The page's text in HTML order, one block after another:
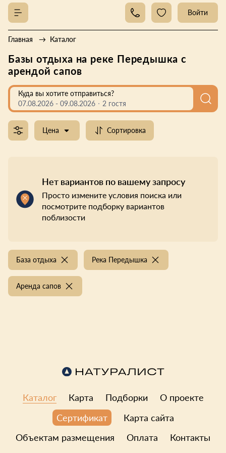
Войти
Главная Каталог
Базы отдыха на реке Передышка с
арендой сапов
Куда вы хотите отправиться?
07.08.2026 - 09.08.2026 2 гостя
Цена Сортировка
Нет вариантов по вашему запросу
Просто измените условия поиска или
посмотрите подборку вариантов
поблизости
База отдыха Река Передышка
Аренда сапов
Каталог Карта Подборки
О проекте
Сертификат
Карта сайта
Объектам размещения
Оплата Контакты